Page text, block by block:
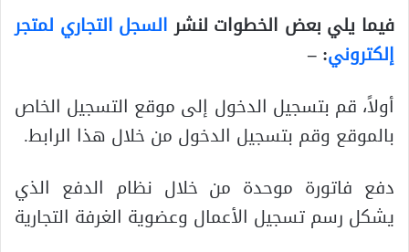
فيما يلي بعض الخطوات لنشرالسجل التجاري لمتجر
إلكتروني: –
أولاً، قم بتسجيل الدخول إلى موقع التسجيل الخاص
بالموقع وقم بتسجيل الدخول من خلال هذا الرابط.
دفع فاتورة موحدة من خلال نظام الدفع الذي
يشكل رسم تسجيل الأعمال وعضوية الغرفة التجارية